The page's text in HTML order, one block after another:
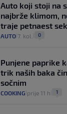
Auto koji stoji na
najbrže klimom,
traje petnaest
AUTO 7. kol. 0
Punjene paprike
trik naših baka
sočnim
COOKING prije 11 h 1